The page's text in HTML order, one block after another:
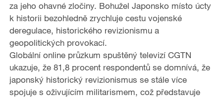
za jeho ohavné zločiny. Bohužel Japonsko místo úcty
k historii bezohledně zrychluje cestu vojenské
deregulace, historického revizionismu a
geopolitických provokací.
Globální online průzkum spuštěný televizí CGTN
ukazuje, že 81,8 procent respondentů se domnívá, že
japonský historický revizionismus se stále více
spojuje s oživujícím militarismem, což představuje